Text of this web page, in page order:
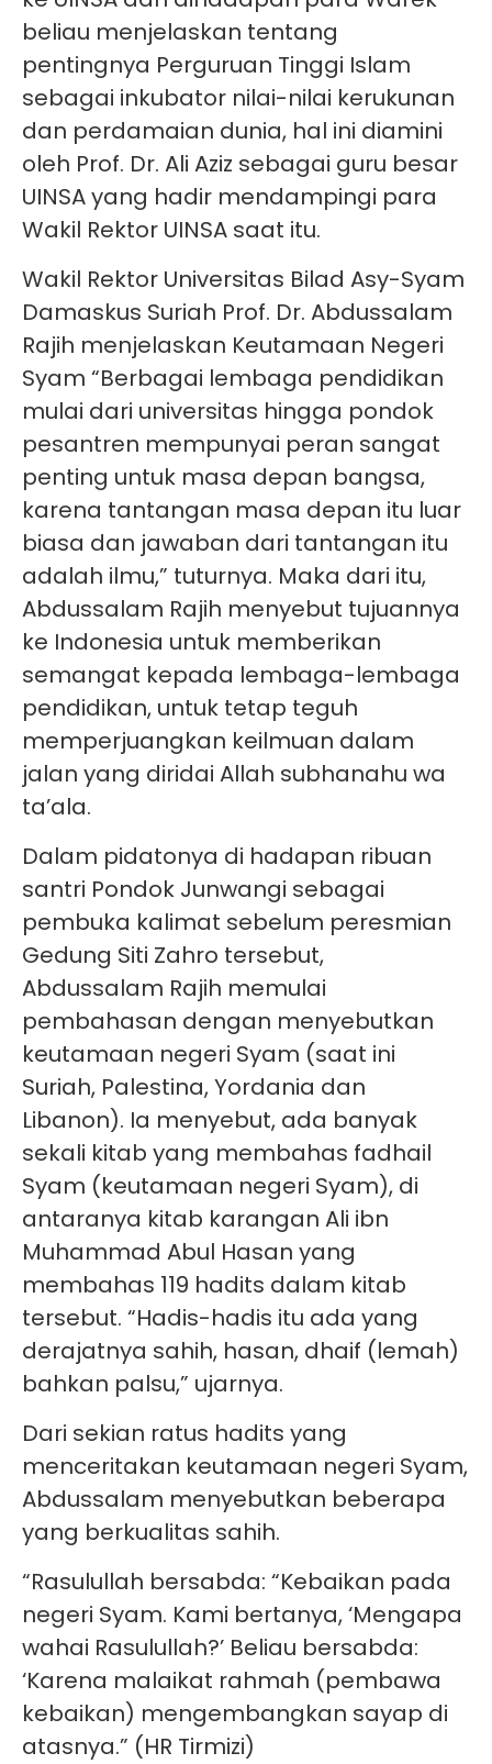
beliau menjelaskan tentang
pentingnya Perguruan Tinggi Islam
sebagai inkubator nilai-nilai kerukunan
dan perdamaian dunia, hal ini diamini
oleh Prof. Dr. Ali Aziz sebagai guru besar
UINSA yang hadir mendampingi para
Wakil Rektor UINSA saat itu.
Wakil Rektor Universitas Bilad Asy-Syam
Damaskus Suriah Prof. Dr. Abdussalam
Rajih menjelaskan Keutamaan Negeri
Syam “Berbagai lembaga pendidikan
mulai dari universitas hingga pondok
pesantren mempunyai peran sangat
penting untuk masa depan bangsa,
karena tantangan masa depan itu luar
biasa dan jawaban dari tantangan itu
adalah ilmu,” tuturnya. Maka dari itu,
Abdussalam Rajih menyebut tujuannya
ke Indonesia untuk memberikan
semangat kepada lembaga-lembaga
pendidikan, untuk tetap teguh
memperjuangkan keilmuan dalam
jalan yang diridai Allah subhanahu wa
ta’ala.
Dalam pidatonya di hadapan ribuan
santri Pondok Junwangi sebagai
pembuka kalimat sebelum peresmian
Gedung Siti Zahro tersebut,
Abdussalam Rajih memulai
pembahasan dengan menyebutkan
keutamaan negeri Syam (saat ini
Suriah, Palestina, Yordania dan
Libanon). Ia menyebut, ada banyak
sekali kitab yang membahas fadhail
Syam (keutamaan negeri Syam), di
antaranya kitab karangan Ali ibn
Muhammad Abul Hasan yang
membahas 119 hadits dalam kitab
tersebut. “Hadis-hadis itu ada yang
derajatnya sahih, hasan, dhaif (lemah)
bahkan palsu,” ujarnya.
Dari sekian ratus hadits yang
menceritakan keutamaan negeri Syam,
Abdussalam menyebutkan beberapa
yang berkualitas sahih.
“Rasulullah bersabda: “Kebaikan pada
negeri Syam. Kami bertanya, ‘Mengapa
wahai Rasulullah?’ Beliau bersabda:
‘Karena malaikat rahmah (pembawa
kebaikan) mengembangkan sayap di
atasnya.” (HR Tirmizi)